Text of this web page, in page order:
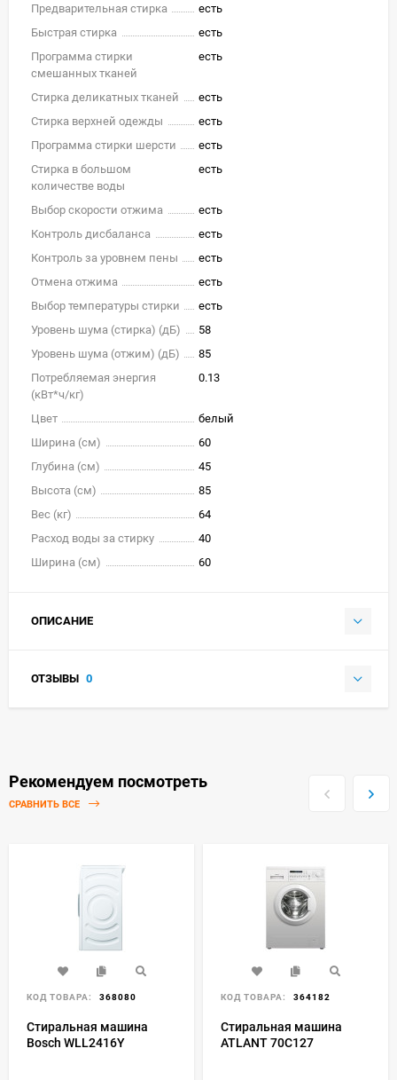
Предварительная стирка
есть
Быстрая стирка
есть
Программа стирки
смешанных тканей
есть
Стирка деликатных тканей
есть
Стирка верхней одежды
есть
Программа стирки шерсти
есть
Стирка в большом
количестве воды
есть
Выбор скорости отжима
есть
Контроль дисбаланса
есть
Контроль за уровнем пены
есть
Отмена отжима
есть
Выбор температуры стирки
есть
Уровень шума (стирка) (дБ)
58
Уровень шума (отжим) (дБ)
85
Потребляемая энергия
(кВт*ч/кг)
0.13
Цвет
белый
Ширина (см)
60
Глубина (см)
45
Высота (см)
85
Вес (кг)
64
Расход воды за стирку
40
Ширина (см)
60
ОПИСАНИЕ
ОТЗЫВЫ 0
Рекомендуем посмотреть
СРАВНИТЬ ВСЕ
КОД ТОВАРА: 368080
Стиральная машина
Bosch WLL2416Y
КОД ТОВАРА: 364182
Стиральная машина
ATLANT 70C127